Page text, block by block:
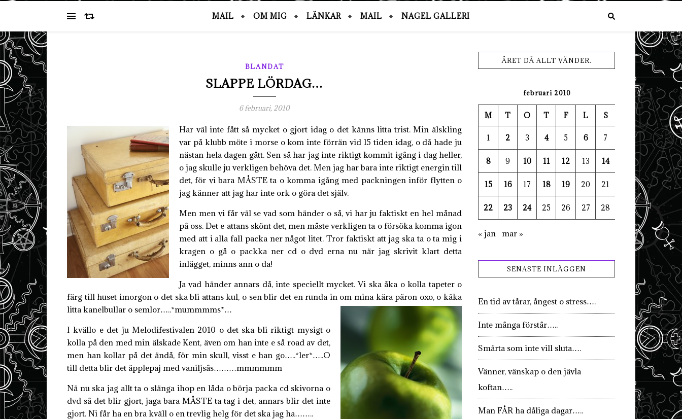
MAIL OM MIG LÄNKAR MAIL NAGEL GALLERI
BLANDAT
SLAPPE LÖRDAG…
6 februari, 2010
Har väl inte fått så mycket o gjort idag o det känns litta trist. Min älskling
var på klubb möte i morse o kom inte förrän vid 15 tiden idag, o då hade ju
nästan hela dagen gått. Sen så har jag inte riktigt kommit igång i dag heller,
o jag skulle ju verkligen behöva det. Men jag har bara inte riktigt energin till
det, för vi bara MÅSTE ta o komma igång med packningen inför flytten o
jag känner att jag har inte ork o göra det själv.
Men men vi får väl se vad som händer o så, vi har ju faktiskt en hel månad
på oss. Det e attans skönt det, men måste verkligen ta o försöka komma igon
med att i alla fall packa ner något litet. Tror faktiskt att jag ska ta o ta mig i
kragen o gå o packka ner cd o dvd erna nu när jag skrivit klart detta
inlägget, minns ann o da!
Ja vad händer annars då, inte speciellt mycket. Vi ska åka o kolla tapeter o
färg till huset imorgon o det ska bli attans kul, o sen blir det en runda in om mina kära päron oxo, o käka
litta kanelbullar o semlor…..*mummmms*…
I kvällo e det ju Melodifestivalen 2010 o det ska bli riktigt mysigt o
kolla på den med min älskade Kent, även om han inte e så road av det,
men han kollar på det ändå, för min skull, visst e han go…..*ler*…..O
till detta blir det äpplepaj med vaniljsås………mmmmmm
Nä nu ska jag allt ta o slänga ihop en låda o börja packa cd skivorna o
dvd så det blir gjort, jaga bara MÅSTE ta tag i det, annars blir det inte
gjort. Ni får ha en bra kväll o en trevlig helg för det ska jag ha……..
ÅRET DÅ ALLT VÄNDER.
februari 2010
M T O T F L S
1 2 3 4 5 6 7
8 9 10 11 12 13 14
15 16 17 18 19 20 21
22 23 24 25 26 27 28
« jan mar »
SENASTE INLÄGGEN
En tid av tårar, ångest o stress….
Inte många förstår…..
Smärta som inte vill sluta….
Vänner, vänskap o den jävla
koftan…..
Man FÅR ha dåliga dagar…..